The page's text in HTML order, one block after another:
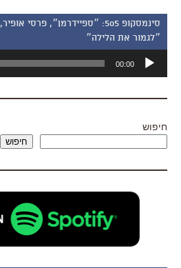
סינמסקופ 505: ״ספיידרמן״,
״לגמור את הלילה״
אודיו
00:00
חיפוש
חיפוש